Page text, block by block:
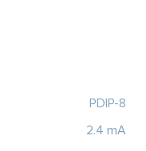
PDIP-8
2.4 mA